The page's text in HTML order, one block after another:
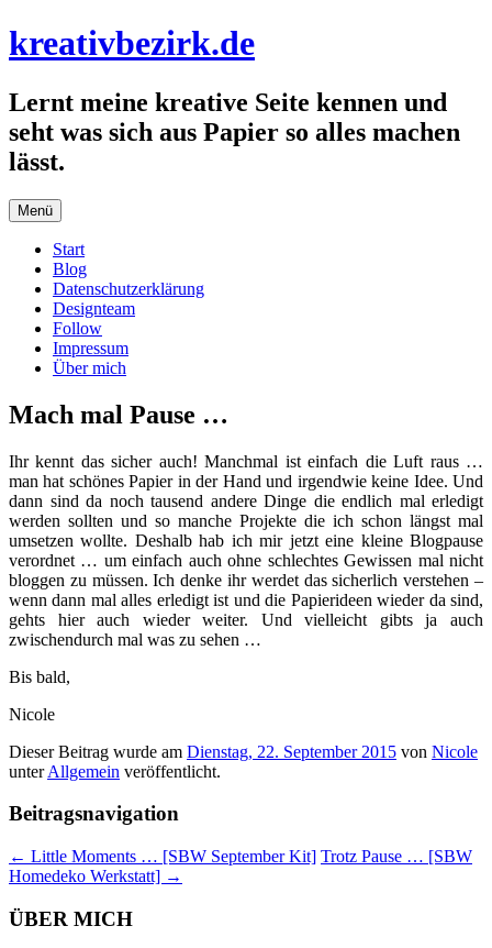
Zum
Inhalt
kreativbezirk.de
Lernt meine kreative Seite kennen und
seht was sich aus Papier so alles machen
lässt.
Menü
Start
Blog
Datenschutzerklärung
Designteam
Follow
Impressum
Über mich
Mach mal Pause …
Ihr kennt das sicher auch! Manchmal ist einfach die Luft raus …
man hat schönes Papier in der Hand und irgendwie keine Idee. Und
dann sind da noch tausend andere Dinge die endlich mal erledigt
werden sollten und so manche Projekte die ich schon längst mal
umsetzen wollte. Deshalb hab ich mir jetzt eine kleine Blogpause
verordnet … um einfach auch ohne schlechtes Gewissen mal nicht
bloggen zu müssen. Ich denke ihr werdet das sicherlich verstehen –
wenn dann mal alles erledigt ist und die Papierideen wieder da sind,
gehts hier auch wieder weiter. Und vielleicht gibts ja auch
zwischendurch mal was zu sehen …
Bis bald,
Nicole
Dieser Beitrag wurde am Dienstag, 22. September 2015 von Nicole
unterAllgemein veröffentlicht.
Beitragsnavigation
← Little Moments … [SBW September Kit] Trotz Pause … [SBW
Homedeko Werkstatt] →
ÜBER MICH